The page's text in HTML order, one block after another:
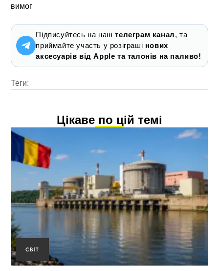
вимог
Підписуйтесь на наштелеграм канал, та
приймайте участь у розіграші нових
аксесуарів від Apple та талонів на паливо!
Теги:
Цікаве по цій темі
СВІТ